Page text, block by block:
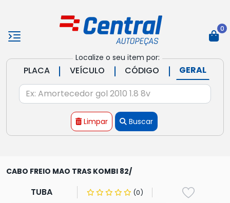
Localize o seu item por:
PLACA | VEÍCULO | CÓDIGO | GERAL
Limpar Buscar
0
CABO FREIO MAO TRAS KOMBI 82/
TUBA (0)